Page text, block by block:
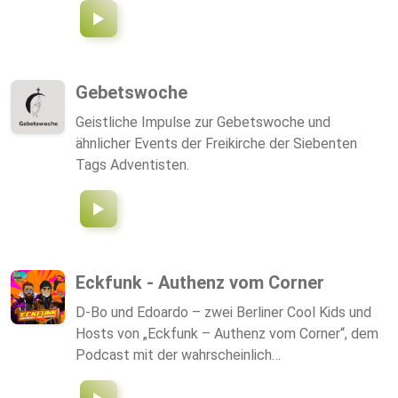
Gebetswoche
Geistliche Impulse zur Gebetswoche und
ähnlicher Events der Freikirche der Siebenten
Tags Adventisten.
Eckfunk - Authenz vom Corner
D-Bo und Edoardo – zwei Berliner Cool Kids und
Hosts von „Eckfunk – Authenz vom Corner“, dem
Podcast mit der wahrscheinlich
abwechslungsreichsten Gästeliste im Land: Von